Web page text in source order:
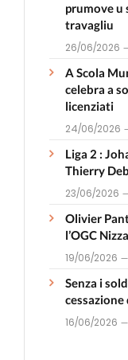
prumove u
travagliu
26/06/2026
A Scola
celebra a
licenziati
24/06/2026
Liga 2 :
Thierry
23/06/2026
Olivier
l’OGC Nizza
19/06/2026
Senza i
cessazione
16/06/2026